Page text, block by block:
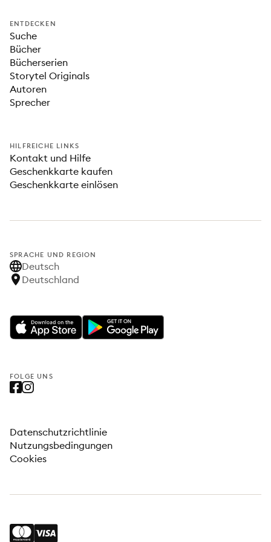
ENTDECKEN
Suche
Bücher
Bücherserien
Storytel Originals
Autoren
Sprecher
HILFREICHE LINKS
Kontakt und Hilfe
Geschenkkarte kaufen
Geschenkkarte einlösen
SPRACHE UND REGION
Deutsch
Deutschland
FOLGE UNS
Datenschutzrichtlinie
Nutzungsbedingungen
Cookies